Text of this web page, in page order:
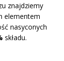
znajdziemy
elementem
nasyconych
składu.